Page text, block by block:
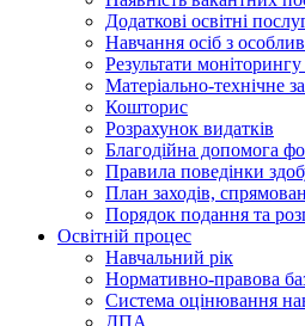
Додатковi освiтнi
Навчання осіб з
Результати моніторингу
Матеріально-технічне
Кошторис
Розрахунок видатків
Благодійна допомога
Правила поведінки
План заходів,
Порядок подання та
Освітній процес
Навчальний рік
Нормативно-правова
Система оцінювання